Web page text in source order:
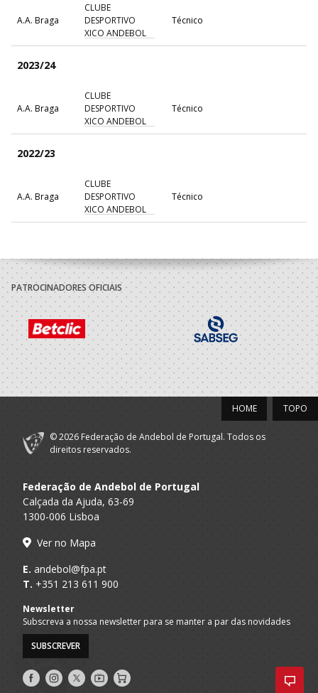
A.A. Braga
CLUBE
DESPORTIVO
XICO ANDEBOL
Técnico
2023/24
A.A. Braga
CLUBE
DESPORTIVO
XICO ANDEBOL
Técnico
2022/23
A.A. Braga
CLUBE
DESPORTIVO
XICO ANDEBOL
Técnico
A.A. Braga
CLUBE
DESPORTIVO
XICO ANDEBOL
Técnico
2020/21
A.A. Braga
CLUBE
DESPORTIVO
XICO ANDEBOL
Técnico
CLUBE
A.A. Braga
CLUBE
DESPORTIVO
XICO ANDEBOL
CLUBE
2017/18
A.A. Braga
CLUBE
DESPORTIVO
PATROCINADORES OFICIAIS
TOPO
HOME
© 2026 Federação de Andebol de Portugal. Todos os
direitos reservados.
Federação de Andebol de Portugal
Calçada da Ajuda, 63-69
1300-006 Lisboa
Ver no Mapa
E. andebol@fpa.pt
T. +351 213 611 900
Newsletter
Subscreva a nossa newsletter para se manter a par das novidades
SUBSCREVER
Siga- Siga- Siga- AndebolTV
Loja